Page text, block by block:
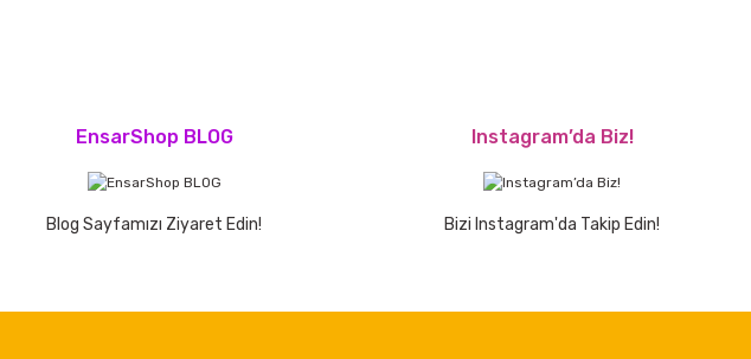
EnsarShop BLOG
Blog Sayfamızı Ziyaret Edin!
Instagram’da Biz!
Bizi Instagram'da Takip Edin!